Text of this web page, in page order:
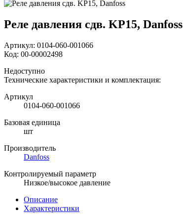
Реле давления сдв. KP15, Danfoss
Артикул: 0104-060-001066
Код: 00-00002498
Недоступно
Технические характеристики и комплектация:
Артикул
0104-060-001066
Базовая единица
шт
Производитель
Danfoss
Контролируемый параметр
Низкое/высокое давление
Описание
Характеристики